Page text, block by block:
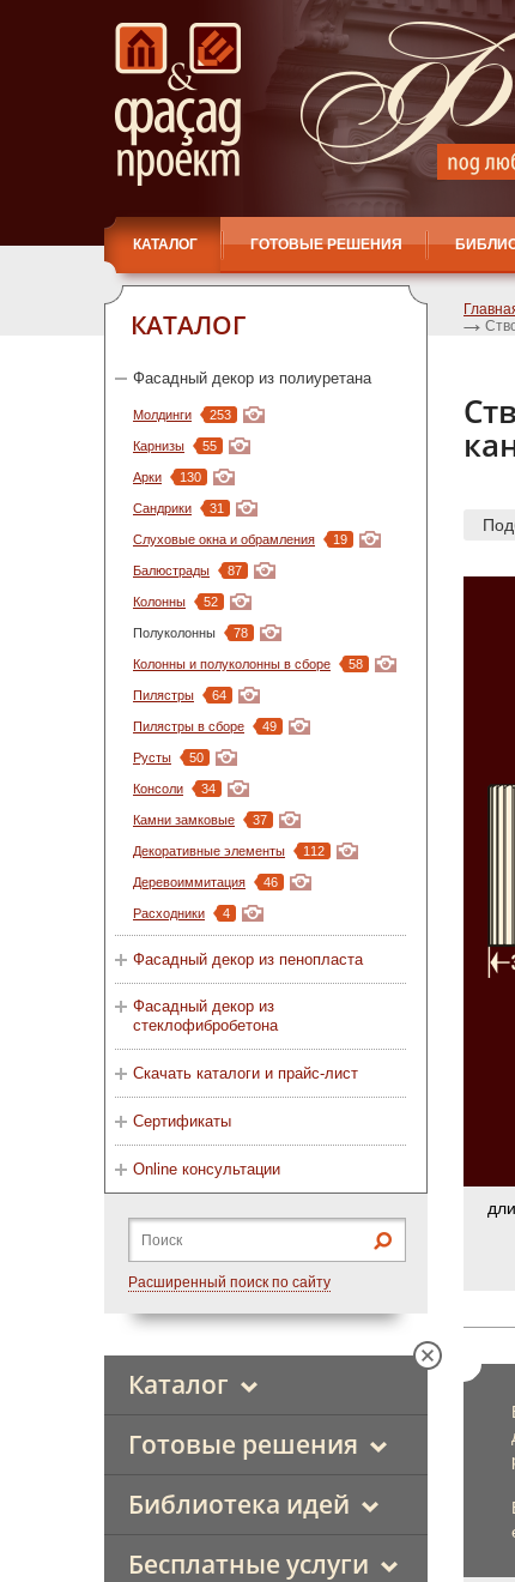
КАТАЛОГ ГОТОВЫЕ РЕШЕНИЯ
КАТАЛОГ
Фасадный декор из полиуретана
Молдинги 253
Карнизы 55
Арки 130
Сандрики 31
Слуховые окна и обрамления 19
Балюстрады 87
Колонны 52
Полуколонны 78
Колонны и полуколонны в сборе 58
Пилястры 64
Пилястры в сборе 49
Русты 50
Консоли 34
Камни замковые 37
Декоративные элементы 112
Деревоиммитация 46
Расходники 4
Фасадный декор из пенопласта
Фасадный декор из
стеклофибробетона
Скачать каталоги и прайс-лист
Сертификаты
Online консультации
Расширенный поиск по сайту
Каталог
Готовые решения
Библиотека идей
Бесплатные услуги